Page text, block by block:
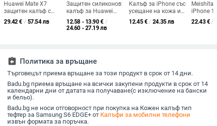
Huawei Mate X7
защитен калъф с
кевларова шарка,
ултра тънък
воден трансфер
29.42€ / 57.54 лв
Защитен силиконов
калъф за Huawei
Pura80 Pro –
карикатурен дизайн
12.58 - 13.90€ /
24.60 - 27.19 лв
Калъф за iPhone със
усещане на кожа и
магнит — матово
покритие, защита от
12.45€ / 24.35 лв
iPhone
Pro Max
22.43€ /
assignment_return Политика за връщане
Търговецът приема връщане за този продукт в срок от 14 дни.
Badu.bg приема връщане на всички закупени продукти в срок от 14
календарни дни от датата на получаване(с изключение на бански
и бельо).
Badu.bg не носи отговорност при покупка на Кожен калъф тип
тефтер за Samsung S6 EDGE+ от Калъфи за мобилни телефони
извън формата за поръчка.